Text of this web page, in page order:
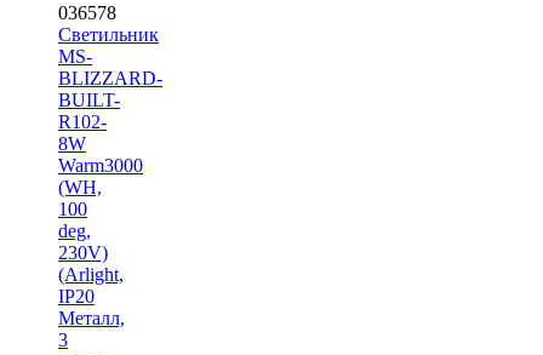
036578
Светильник
MS-
BLIZZARD-
BUILT-
R102-
8W
Warm3000
(WH,
100
deg,
230V)
(Arlight,
IP20
Металл,
3